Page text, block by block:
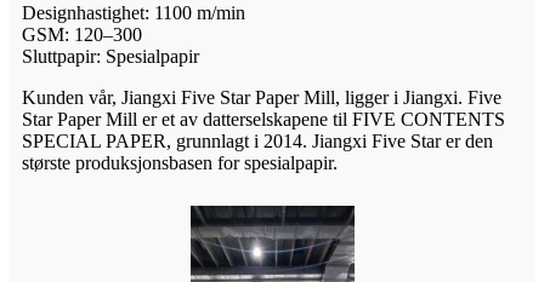
Designhastighet: 1100 m/min
GSM: 120–300
Sluttpapir: Spesialpapir
Kunden vår, Jiangxi Five Star Paper Mill, ligger i Jiangxi. Five
Star Paper Mill er et av datterselskapene til FIVE CONTENTS
SPECIAL PAPER, grunnlagt i 2014. Jiangxi Five Star er den
største produksjonsbasen for spesialpapir.